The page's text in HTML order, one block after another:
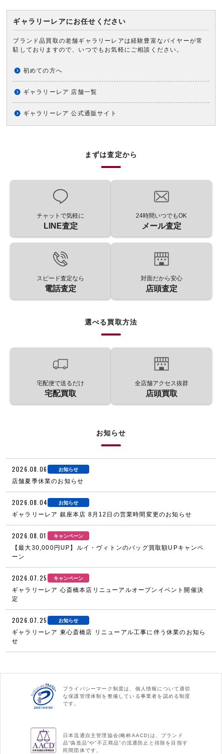
ギャラリーレアにお任せください
ブランド品買取の老舗ギャラリーレアは経験豊富なバイヤーが常
駐しておりますので、いつでもお気軽にご相談ください。
初めての方へ
ギャラリーレア 店舗一覧
ギャラリーレア 公式通販サイト
まずは査定から
チャットで気軽に
LINE査定
24時間いつでもOK
メール査定
スピード査定なら
電話査定
対面だから安心
店頭査定
選べる買取方法
宅配便で送るだけ
宅配買取
全店舗アクセス抜群
店頭買取
お知らせ
2026.08.06 お知らせ
店舗夏季休業のお知らせ
2026.08.04 お知らせ
ギャラリーレア 銀座本店 8月12日の営業時間変更のお知らせ
2026.08.01 キャンペーン
【最大30,000円UP】ルイ・ヴィトンのバッグ買取額UPキャンペ
ーン
2026.07.25 キャンペーン
ギャラリーレア 心斎橋本店リニューアルオープンイベント開催決
定
2026.07.25 お知らせ
ギャラリーレア 東心斎橋店 リニューアル工事に伴う休業のお知ら
せ
プライバシーマーク制度は、個人情報について適切
な保護管理体制を整備している事業者を認める制度
です。
日本流通自主管理協会(略称AACD)は、ブランド
品“偽造品”や“不正商品”の流通防止と排除を目指す
民間団体です。